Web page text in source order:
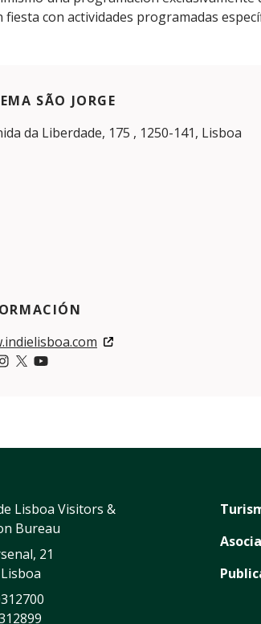
fiesta con actividades programadas
SÃO JORGE
da Liberdade, 175 , 1250-141, Lisboa
Lisboa Visitors &
Bureau
21